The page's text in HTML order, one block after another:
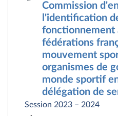
Commission
l'identification
fonctionnement
fédérations
mouvement
organismes de
monde sportif
délégation de
Session 2023 – 2024